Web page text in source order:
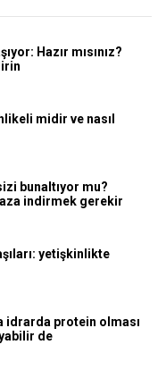
Hazır mısınız?
midir ve nasıl
bunaltıyor mu?
indirmek gerekir
yetişkinlikte
idrarda protein olması
de